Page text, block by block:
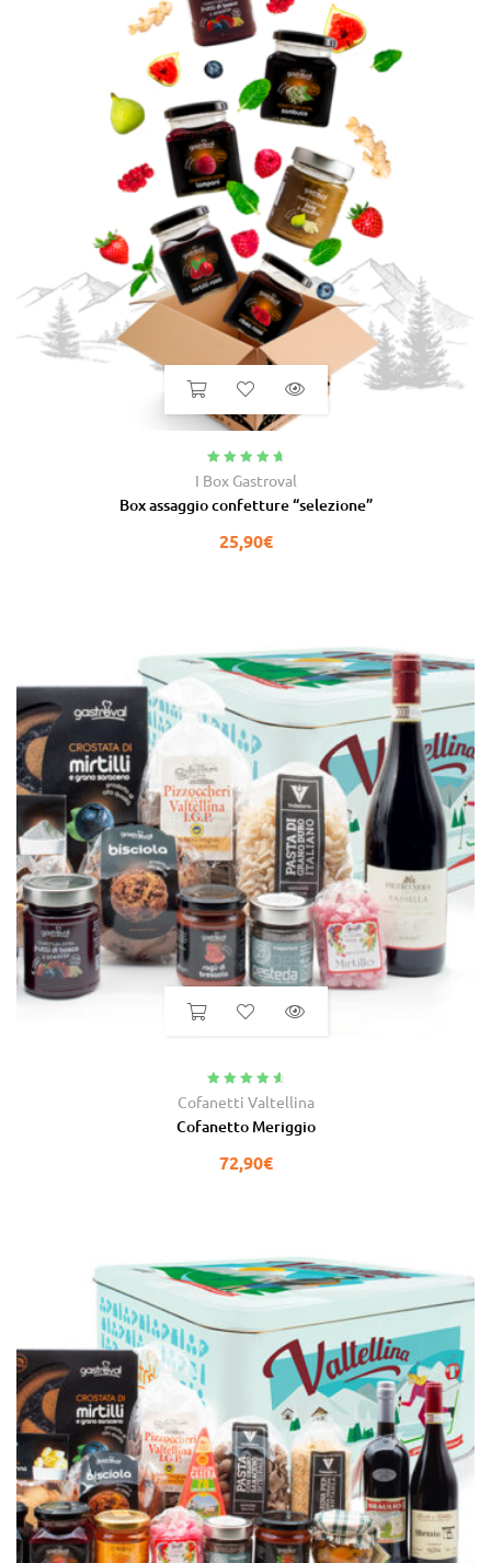
Valutato
4.88
I Box Gastroval
Box assaggio confetture “selezione”
25,90€
Valutato 4.80
Cofanetti Valtellina
Cofanetto Meriggio
72,90€